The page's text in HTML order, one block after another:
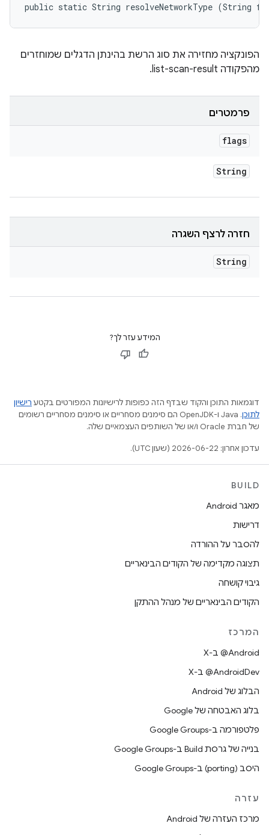
public static String resolveNetworkType (String
הפונקציה מחזירה את סוג הרשת בהינתן הדגלים שמוחזרים
מהפקודה list-scan-result.
פרמטרים
flags
String
חזרה לרצף השגרה
String
המידע עזר לך?
דוגמאות התוכן והקוד שבדף הזה כפופות לרישיונות המפורטים בקטע רישיון
לתוכן
.‏ Java ו-OpenJDK הם סימנים מסחריים או סימנים מסחריים רשומים
של חברת Oracle ו/או של השותפים העצמאיים שלה.
עדכון אחרון: 2026-06-22 (שעון UTC).
BUILD
מאגר Android
דרישות
להסבר על ההורדה
תצוגה מקדימה של הקודים הבינאריים
גיבוי קושחה
הקודים הבינאריים של מנהל ההתקן
המרכז
‫‎@Android ב-X
‫‎@AndroidDev ב-X
הבלוג של Android
בלוג האבטחה של Google
פלטפורמה ב-Google Groups
בנייה של גרסת Build ב-Google Groups
היסב (porting) ב-Google Groups
עזרה
מרכז העזרה של Android